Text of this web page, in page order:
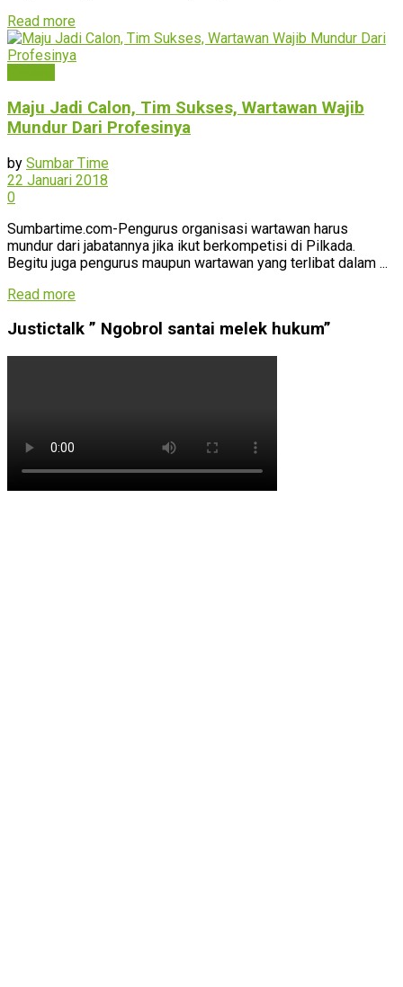
Read more
Maju Jadi Calon, Tim Sukses, Wartawan Wajib
Mundur Dari Profesinya
by Sumbar Time
22 Januari 2018
0
Sumbartime.com-Pengurus organisasi wartawan harus
mundur dari jabatannya jika ikut berkompetisi di Pilkada.
Begitu juga pengurus maupun wartawan yang terlibat dalam ...
Read more
Justictalk ” Ngobrol santai melek hukum”